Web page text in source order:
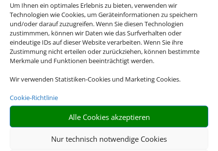
Um Ihnen ein optimales Erlebnis zu bieten, verwenden wir
Technologien wie Cookies, um Geräteinformationen zu speichern
und/oder darauf zuzugreifen. Wenn Sie diesen Technologien
zustimmmen, können wir Daten wie das Surfverhalten oder
eindeutige IDs auf dieser Website verarbeiten. Wenn Sie ihre
Zustimmung nicht erteilen oder zurückziehen, können bestimmte
Merkmale und Funktionen beeinträchtigt werden.
Wir verwenden Statistiken-Cookies und Marketing Cookies.
Cookie-Richtlinie
Alle Cookies akzeptieren
Nur technisch notwendige Cookies